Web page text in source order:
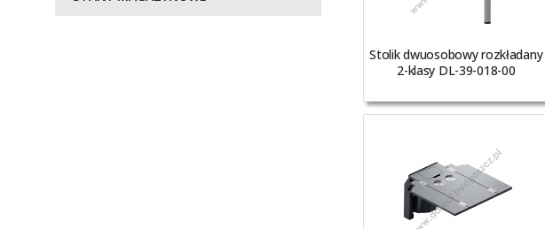
Stolik dwuosobowy rozkładany
2-klasy DL-39-018-00